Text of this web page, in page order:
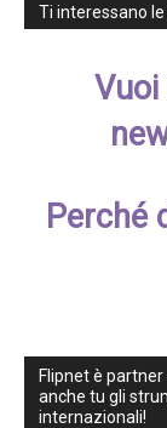
Ti interessano
Perché
Flipnet è
anche tu gli
internazionali!